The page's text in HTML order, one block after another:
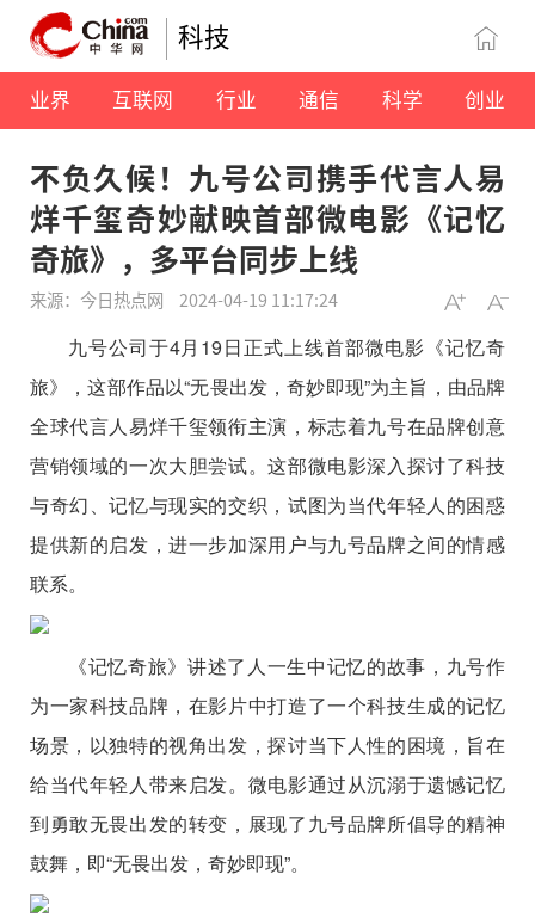
科技
业界 互联网 行业 通信 科学 创业
不负久候！九号公司携手代言人易
烊千玺奇妙献映首部微电影《记忆
奇旅》，多平台同步上线
来源：今日热点网 2024-04-19 11:17:24
九号公司于4月19日正式上线首部微电影《记忆奇
旅》，这部作品以“无畏出发，奇妙即现”为主旨，由品牌
全球代言人易烊千玺领衔主演，标志着九号在品牌创意
营销领域的一次大胆尝试。这部微电影深入探讨了科技
与奇幻、记忆与现实的交织，试图为当代年轻人的困惑
提供新的启发，进一步加深用户与九号品牌之间的情感
联系。
《记忆奇旅》讲述了人一生中记忆的故事，九号作
为一家科技品牌，在影片中打造了一个科技生成的记忆
场景，以独特的视角出发，探讨当下人性的困境，旨在
给当代年轻人带来启发。微电影通过从沉溺于遗憾记忆
到勇敢无畏出发的转变，展现了九号品牌所倡导的精神
鼓舞，即“无畏出发，奇妙即现”。